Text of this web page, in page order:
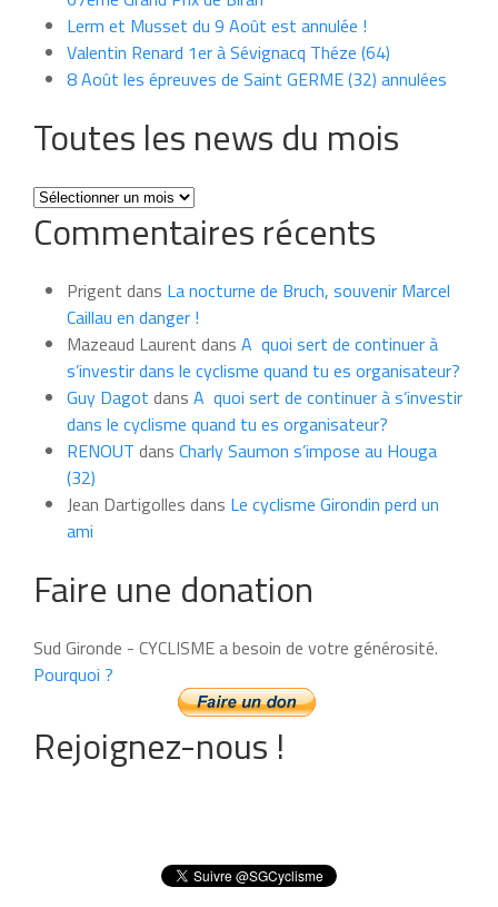
Lerm et Musset du 9 Août est annulée !
Valentin Renard 1er à Sévignacq Théze (64)
8 Août les épreuves de Saint GERME (32) annulées
Toutes les news du mois
Toutes
les
news
mois
Commentaires récents
Prigent dans La nocturne de Bruch, souvenir Marcel
Caillau en danger !
Mazeaud Laurent dans A quoi sert de continuer à
s’investir dans le cyclisme quand tu es organisateur?
Guy Dagot dans A quoi sert de continuer à s’investir
dans le cyclisme quand tu es organisateur?
RENOUT dans Charly Saumon s’impose au Houga
(32)
Jean Dartigolles dans Le cyclisme Girondin perd un
ami
Faire une donation
Sud Gironde - CYCLISME a besoin de votre générosité.
Pourquoi ?
Rejoignez-nous !